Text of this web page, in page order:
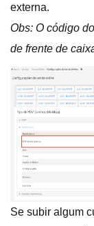
externa.
Obs: O código
de frente de
Se subir algum